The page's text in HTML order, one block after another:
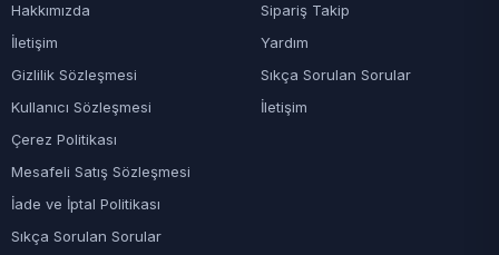
Hakkımızda
İletişim
Gizlilik Sözleşmesi
Kullanıcı Sözleşmesi
Çerez Politikası
Mesafeli Satış Sözleşmesi
İade ve İptal Politikası
Sıkça Sorulan Sorular
Sipariş Takip
Yardım
Sıkça Sorulan Sorular
İletişim